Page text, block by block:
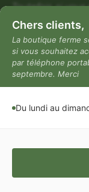
Toutefois, si
pouvez prendre
l\'ouverture
Du lundi au
Mentions
Politique de
Chers clients,
La boutique ferme
si vous souhaitez
par téléphone
septembre. Merci
Du lundi au